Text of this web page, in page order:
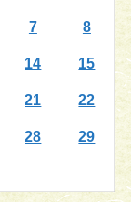
7 8
14 15
21 22
28 29